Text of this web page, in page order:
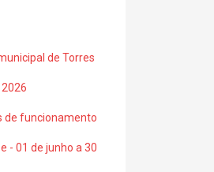
de Torres
de funcionamento
- 01 de junho a 30